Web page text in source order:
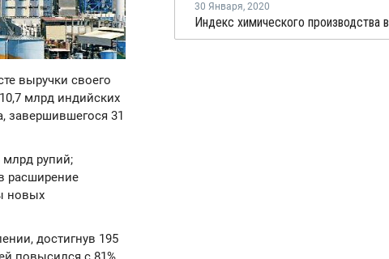
выручки своего
млрд индийских
завершившегося 31
млрд рупий;
расширение
новых
достигнув 195
30 Января, 2020